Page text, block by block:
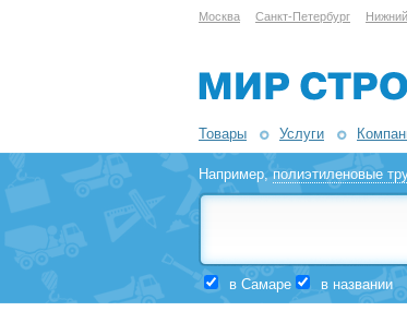
Москва Санкт-Петербург
Товары Услуги
Например,полиэтиленовые
в Самаре в названии